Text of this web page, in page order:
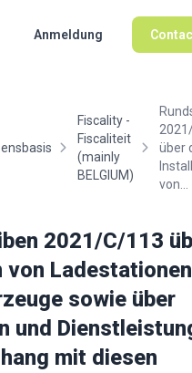
Anmeldung
Fiscality -
Fiscaliteit
(mainly
BELGIUM)
über
von...
2021/C/113
von
sowie über
und
mit diesen